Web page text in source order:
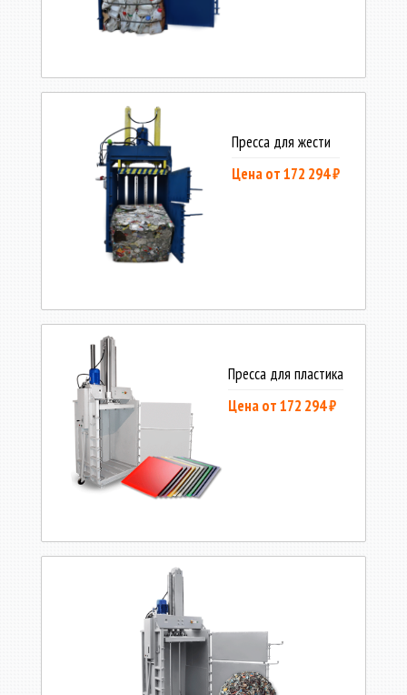
Пресса для жести
Цена от 172 294 ₽
Пресса для пластика
Цена от 172 294 ₽